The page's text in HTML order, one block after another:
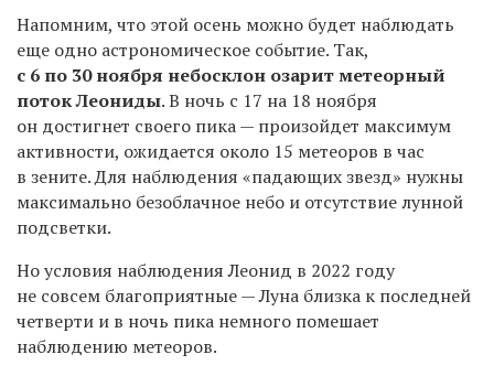
Напомним, что этой осень можно будет наблюдать
еще одно астрономическое событие. Так,
с 6 по 30 ноября небосклон озарит метеорный
поток Леониды. В ночь с 17 на 18 ноября
он достигнет своего пика — произойдет максимум
активности, ожидается около 15 метеоров в час
в зените. Для наблюдения «падающих звезд» нужны
максимально безоблачное небо и отсутствие лунной
подсветки.
Но условия наблюдения Леонид в 2022 году
не совсем благоприятные — Луна близка к последней
четверти и в ночь пика немного помешает
наблюдению метеоров.